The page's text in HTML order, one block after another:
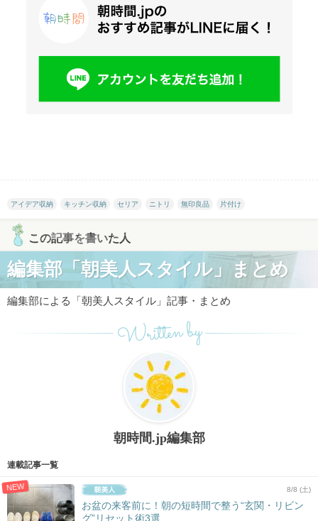
アイデア収納 キッチン収納 セリア ニトリ 無印良品 片付け
この記事を書いた人
編集部「朝美人スタイル」まとめ
編集部による「朝美人スタイル」記事・まとめ
Written by
朝時間.jp編集部
連載記事一覧
NEW 8/8 (土)
お盆の来客前に！朝の短時間で整う“玄関・リビン
グ”リセット術3選